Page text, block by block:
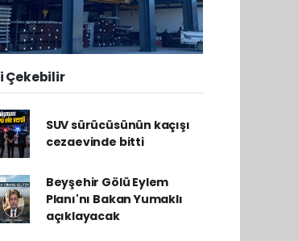
Çekebilir
SUV sürücüsünün kaçışı
cezaevinde bitti
Beyşehir Gölü Eylem
Planı'nı Bakan Yumaklı
açıklayacak